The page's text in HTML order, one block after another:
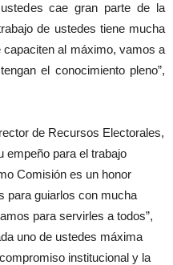
cae gran parte de la
de ustedes tiene mucha
al máximo, vamos a
el conocimiento pleno”,
de Recursos Electorales,
empeño para el trabajo
Comisión es un honor
para guiarlos con mucha
para servirles a todos”,
uno de ustedes máxima
institucional y la